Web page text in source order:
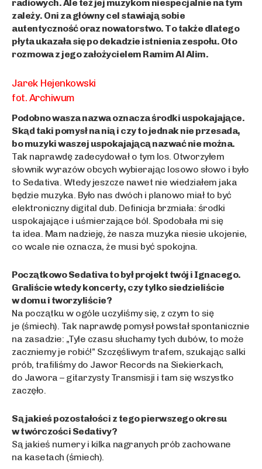
radiowych. Ale też jej muzykom niespecjalnie na tym
zależy. Oni za główny cel stawiają sobie
autentyczność oraz nowatorstwo. To także dlatego
płyta ukazała się po dekadzie istnienia zespołu. Oto
rozmowa z jego założycielem Ramim Al Alim.
Jarek Hejenkowski
fot. Archiwum
Podobno wasza nazwa oznacza środki uspokajające.
Skąd taki pomysł na nią i czy to jednak nie przesada,
bo muzyki waszej uspokajającą nazwać nie można.
Tak naprawdę zadecydował o tym los. Otworzyłem
słownik wyrazów obcych wybierając losowo słowo i było
to Sedativa. Wtedy jeszcze nawet nie wiedziałem jaka
będzie muzyka. Było nas dwóch i planowo miał to być
elektroniczny digital dub. Definicja brzmiała: środki
uspokajające i uśmierzające ból. Spodobała mi się
ta idea. Mam nadzieję, że nasza muzyka niesie ukojenie,
co wcale nie oznacza, że musi być spokojna.
Początkowo Sedativa to był projekt twój i Ignacego.
Graliście wtedy koncerty, czy tylko siedzieliście
w domu i tworzyliście?
Na początku w ogóle uczyliśmy się, z czym to się
je (śmiech). Tak naprawdę pomysł powstał spontanicznie
na zasadzie: „Tyle czasu słuchamy tych dubów, to może
zaczniemy je robić!” Szczęśliwym trafem, szukając salki
prób, trafiliśmy do Jawor Records na Siekierkach,
do Jawora – gitarzysty Transmisji i tam się wszystko
zaczęło.
Są jakieś pozostałości z tego pierwszego okresu
w twórczości Sedativy?
Są jakieś numery i kilka nagranych prób zachowane
na kasetach (śmiech).